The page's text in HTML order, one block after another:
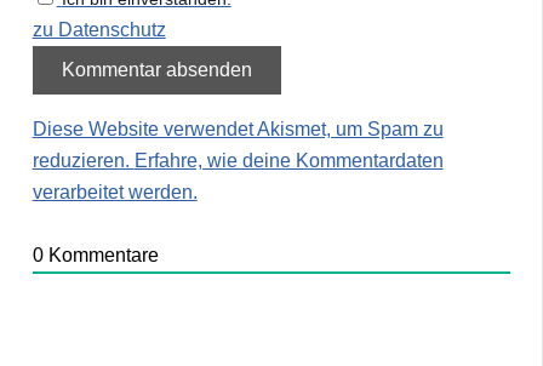
zu Datenschutz
Diese Website verwendet Akismet, um Spam zu
reduzieren. Erfahre, wie deine Kommentardaten
verarbeitet werden.
0Kommentare